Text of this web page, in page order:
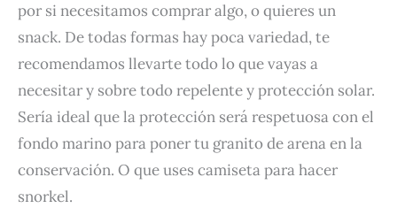
por si necesitamos comprar algo, o quieres un
snack. De todas formas hay poca variedad, te
recomendamos llevarte todo lo que vayas a
necesitar y sobre todo repelente y protección solar.
Sería ideal que la protección será respetuosa con el
fondo marino para poner tu granito de arena en la
conservación. O que uses camiseta para hacer
snorkel.